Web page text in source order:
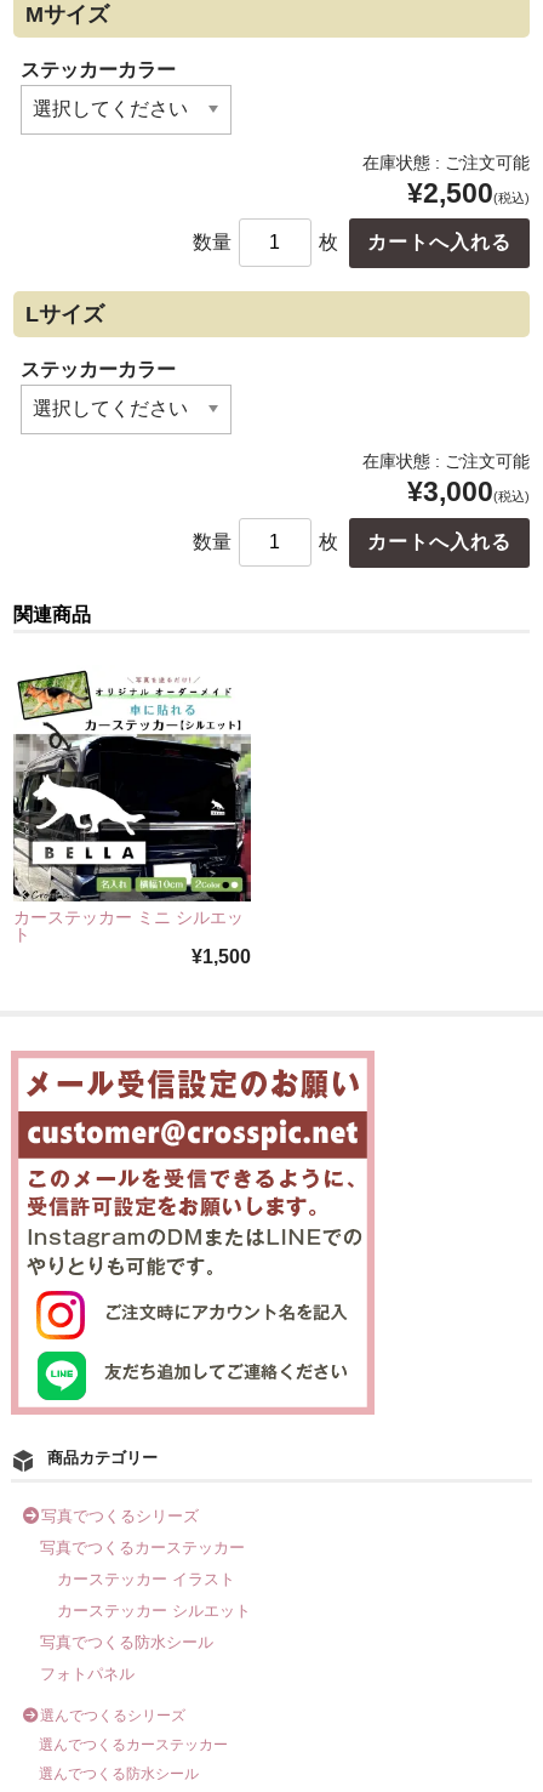
Mサイズ
ステッカーカラー
在庫状態 : ご注文可能
¥2,500(税込)
数量 枚
Lサイズ
ステッカーカラー
在庫状態 : ご注文可能
¥3,000(税込)
数量 枚
関連商品
カーステッカー ミニ シルエッ
ト
¥1,500
商品カテゴリー
写真でつくるシリーズ
写真でつくるカーステッカー
カーステッカー イラスト
カーステッカー シルエット
写真でつくる防水シール
フォトパネル
選んでつくるシリーズ
選んでつくるカーステッカー
選んでつくる防水シール